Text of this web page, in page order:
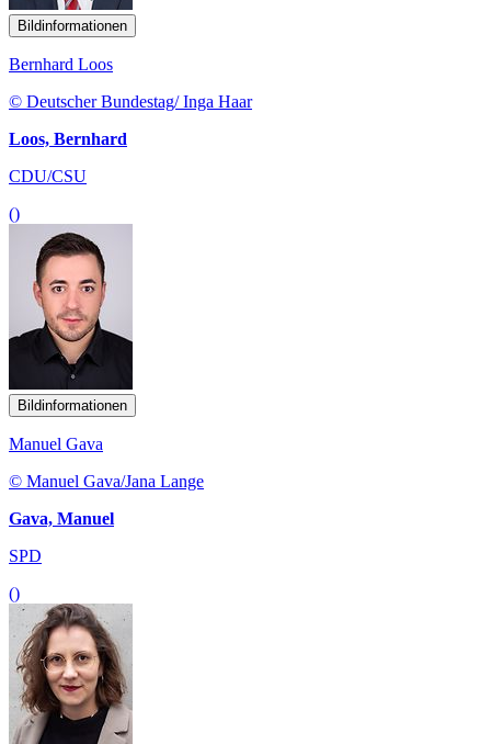
Bildinformationen
Bernhard Loos
© Deutscher Bundestag/ Inga Haar
Loos, Bernhard
CDU/CSU
()
Bildinformationen
Manuel Gava
© Manuel Gava/Jana Lange
Gava, Manuel
SPD
()